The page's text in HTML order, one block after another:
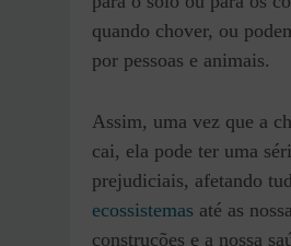
quando chover, ou
por pessoas e animais.
Assim, uma vez que a
cai, ela pode ter uma
prejudiciais, afetando
ecossistemas até as
construções e a nossa